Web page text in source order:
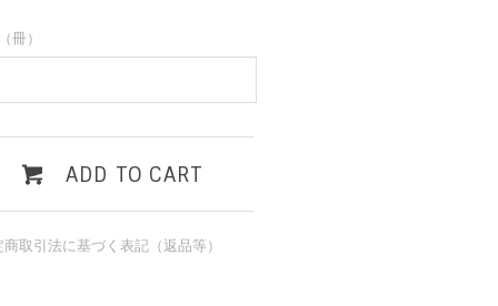
冊）
ADD TO CART
商取引法に基づく表記（返品等）